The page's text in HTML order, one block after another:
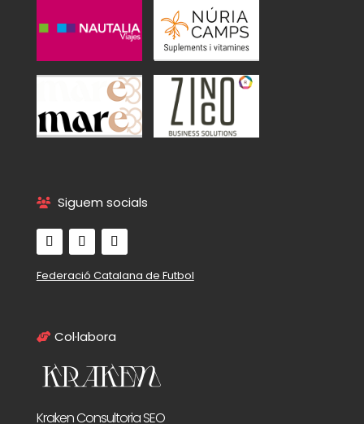
Siguem socials
Federació Catalana de Futbol
Col·labora
Kraken Consultoria SEO